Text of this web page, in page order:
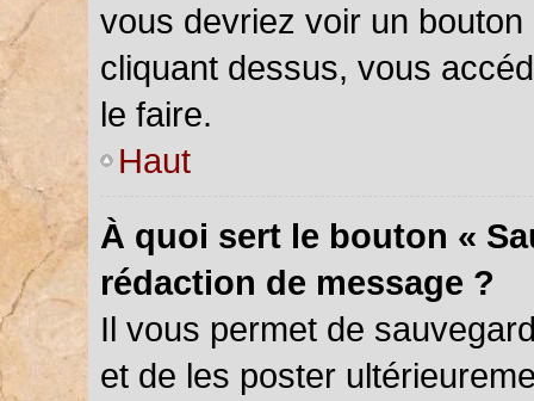
vous devriez voir un
cliquant dessus, vous
le faire.
Haut
À quoi sert le bouton «
rédaction de message ?
Il vous permet de
et de les poster